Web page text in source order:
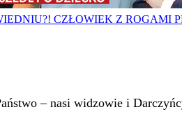
CZŁOWIEK Z ROGAMI
– nasi widzowie i